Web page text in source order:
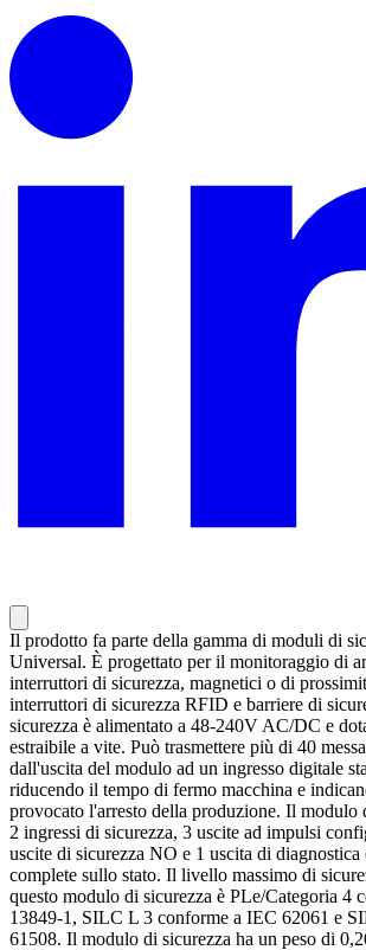
Il prodotto fa parte della gamma di moduli di
Universal. È progettato per il monitoraggio di
interruttori di sicurezza, magnetici o di
interruttori di sicurezza RFID e barriere di
sicurezza è alimentato a 48-240V AC/DC e
estraibile a vite. Può trasmettere più di 40
dall'uscita del modulo ad un ingresso digitale
riducendo il tempo di fermo macchina e
provocato l'arresto della produzione. Il modulo
2 ingressi di sicurezza, 3 uscite ad impulsi
uscite di sicurezza NO e 1 uscita di
complete sullo stato. Il livello massimo di
questo modulo di sicurezza è PLe/Categoria 4
13849-1, SILC L 3 conforme a IEC 62061 e
61508. Il modulo di sicurezza ha un peso di